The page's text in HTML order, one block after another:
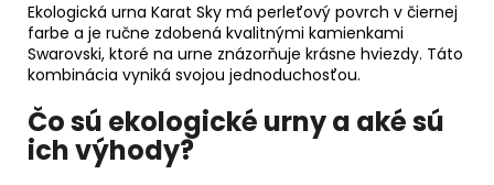
Ekologická urna Karat Sky má perleťový povrch v čiernej
farbe a je ručne zdobená kvalitnými kamienkami
Swarovski, ktoré na urne znázorňuje krásne hviezdy. Táto
kombinácia vyniká svojou jednoduchosťou.
Čo sú ekologické urny a aké sú
ich výhody?